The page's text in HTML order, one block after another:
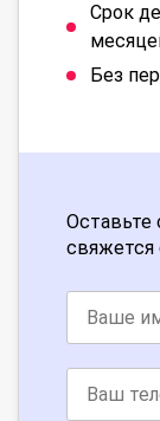
Срок
Без
Оставьте